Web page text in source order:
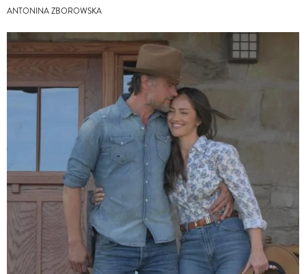
ANTONINA ZBOROWSKA